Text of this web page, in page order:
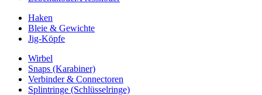
Haken
Bleie & Gewichte
Jig-Köpfe
Wirbel
Snaps (Karabiner)
Verbinder & Connectoren
Splintringe (Schlüsselringe)